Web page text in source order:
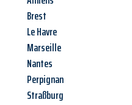
Brest
Le Havre
Marseille
Nantes
Perpignan
Straßburg